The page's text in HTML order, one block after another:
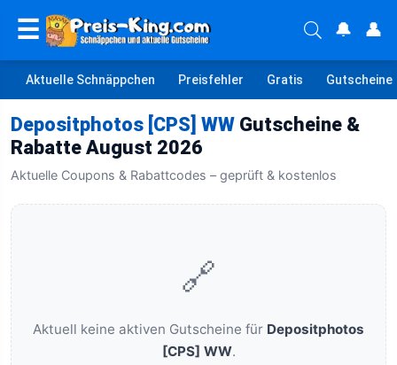
☰ 🔔 👤
Aktuelle Schnäppchen Preisfehler Gratis Gutscheine
Depositphotos [CPS] WW Gutscheine &
Rabatte August 2026
Aktuelle Coupons & Rabattcodes – geprüft & kostenlos
🔗
Aktuell keine aktiven Gutscheine für Depositphotos
[CPS] WW.